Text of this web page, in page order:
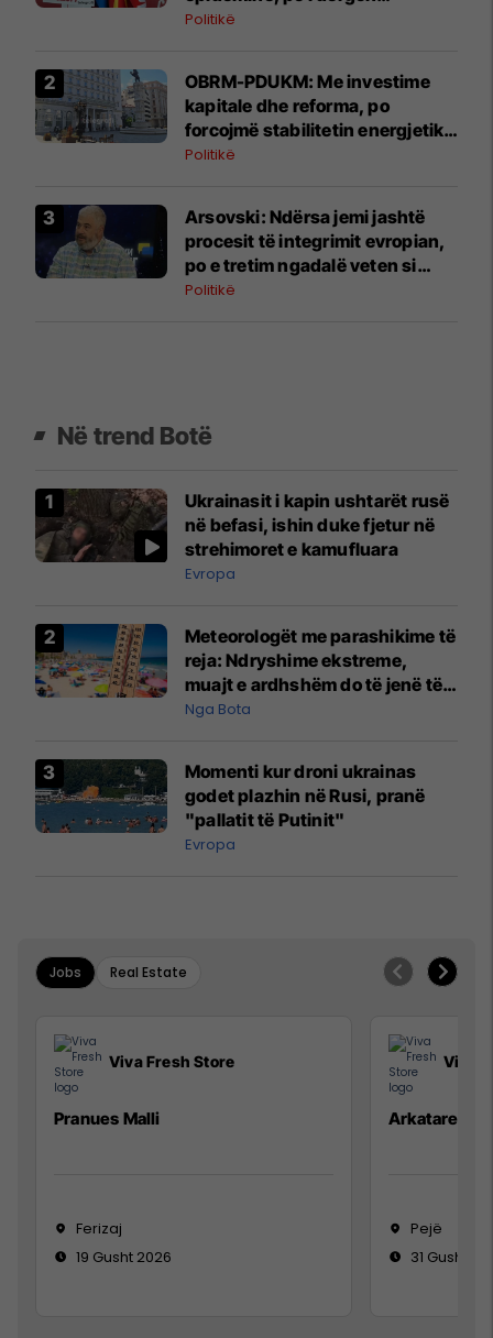
pacientët në Tetovë
Politikë
OBRM-PDUKM: Me investime
kapitale dhe reforma, po
forcojmë stabilitetin energjetik
të Maqedonisë
Politikë
Arsovski: Ndërsa jemi jashtë
procesit të integrimit evropian,
po e tretim ngadalë veten si
"bretkosat"
Politikë
Në trend Botë
Ukrainasit i kapin ushtarët rusë
në befasi, ishin duke fjetur në
strehimoret e kamufluara
Evropa
Meteorologët me parashikime të
reja: Ndryshime ekstreme,
muajt e ardhshëm do të jenë të
pazakontë
Nga Bota
Momenti kur droni ukrainas
godet plazhin në Rusi, pranë
"pallatit të Putinit"
Evropa
Jobs Real Estate
Viva Fresh Store
Pranues Malli
Ferizaj
19 Gusht 2026
Viva
Arkatare
Pejë
31 Gusht